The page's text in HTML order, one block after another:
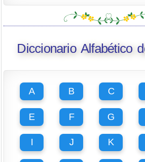
Diccionario Alfabético
A B C
E F G
I J K